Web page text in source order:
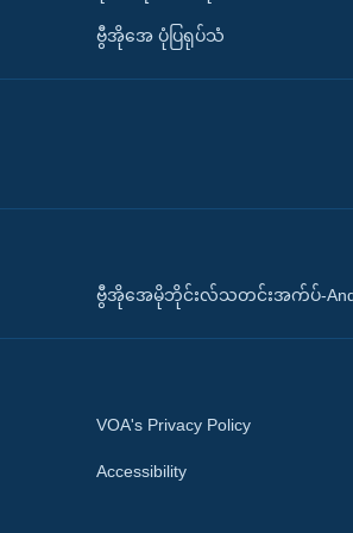
ဗွီအိုအေ ပုံပြရုပ်သံ
ဗွီအိုအေမိုဘိုင်းလ်သတင်းအက်ပ်-
VOA's Privacy Policy
Accessibility